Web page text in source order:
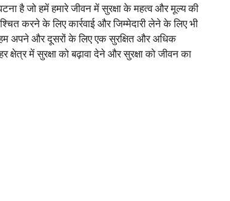
है जो हमें हमारे जीवन में सुरक्षा के महत्व और मूल्य की
करने के लिए कार्रवाई और जिम्मेदारी लेने के लिए भी
हम अपने और दूसरों के लिए एक सुरक्षित और अधिक
में सुरक्षा को बढ़ावा देने और सुरक्षा को जीवन का